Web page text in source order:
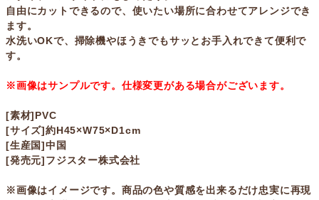
自由にカットできるので、使いたい場所に合わせてアレンジでき
ます。
水洗いOKで、掃除機やほうきでもサッとお手入れできて便利で
す。
※画像はサンプルです。仕様変更がある場合がございます。
[素材]PVC
[サイズ]約H45×W75×D1cm
[生産国]中国
[発売元]フジスター株式会社
※画像はイメージです。商品の色や質感を出来るだけ忠実に再現